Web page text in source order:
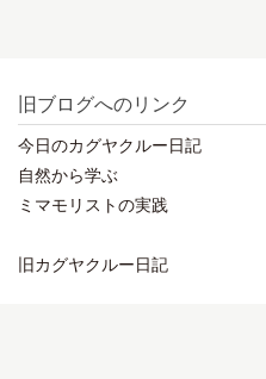
旧ブログへのリンク
今日のカグヤクルー日記
自然から学ぶ
ミマモリストの実践
旧カグヤクルー日記